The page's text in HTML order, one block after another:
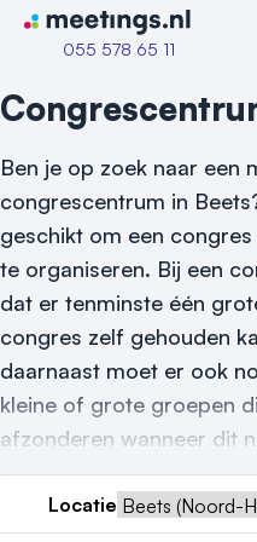
Naar home van Meetings
055 578 65 11
Vraag locatie aan
Meld locatie aan
Ben je op zoek naar een
congrescentrum in
geschikt om een
te organiseren. Bij een
dat er tenminste één
congres zelf gehouden
daarnaast moet er ook
kleine of grote groepen
afzonderen wanneer dit
Locatie